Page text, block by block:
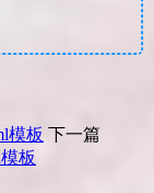
模板 下一篇
板